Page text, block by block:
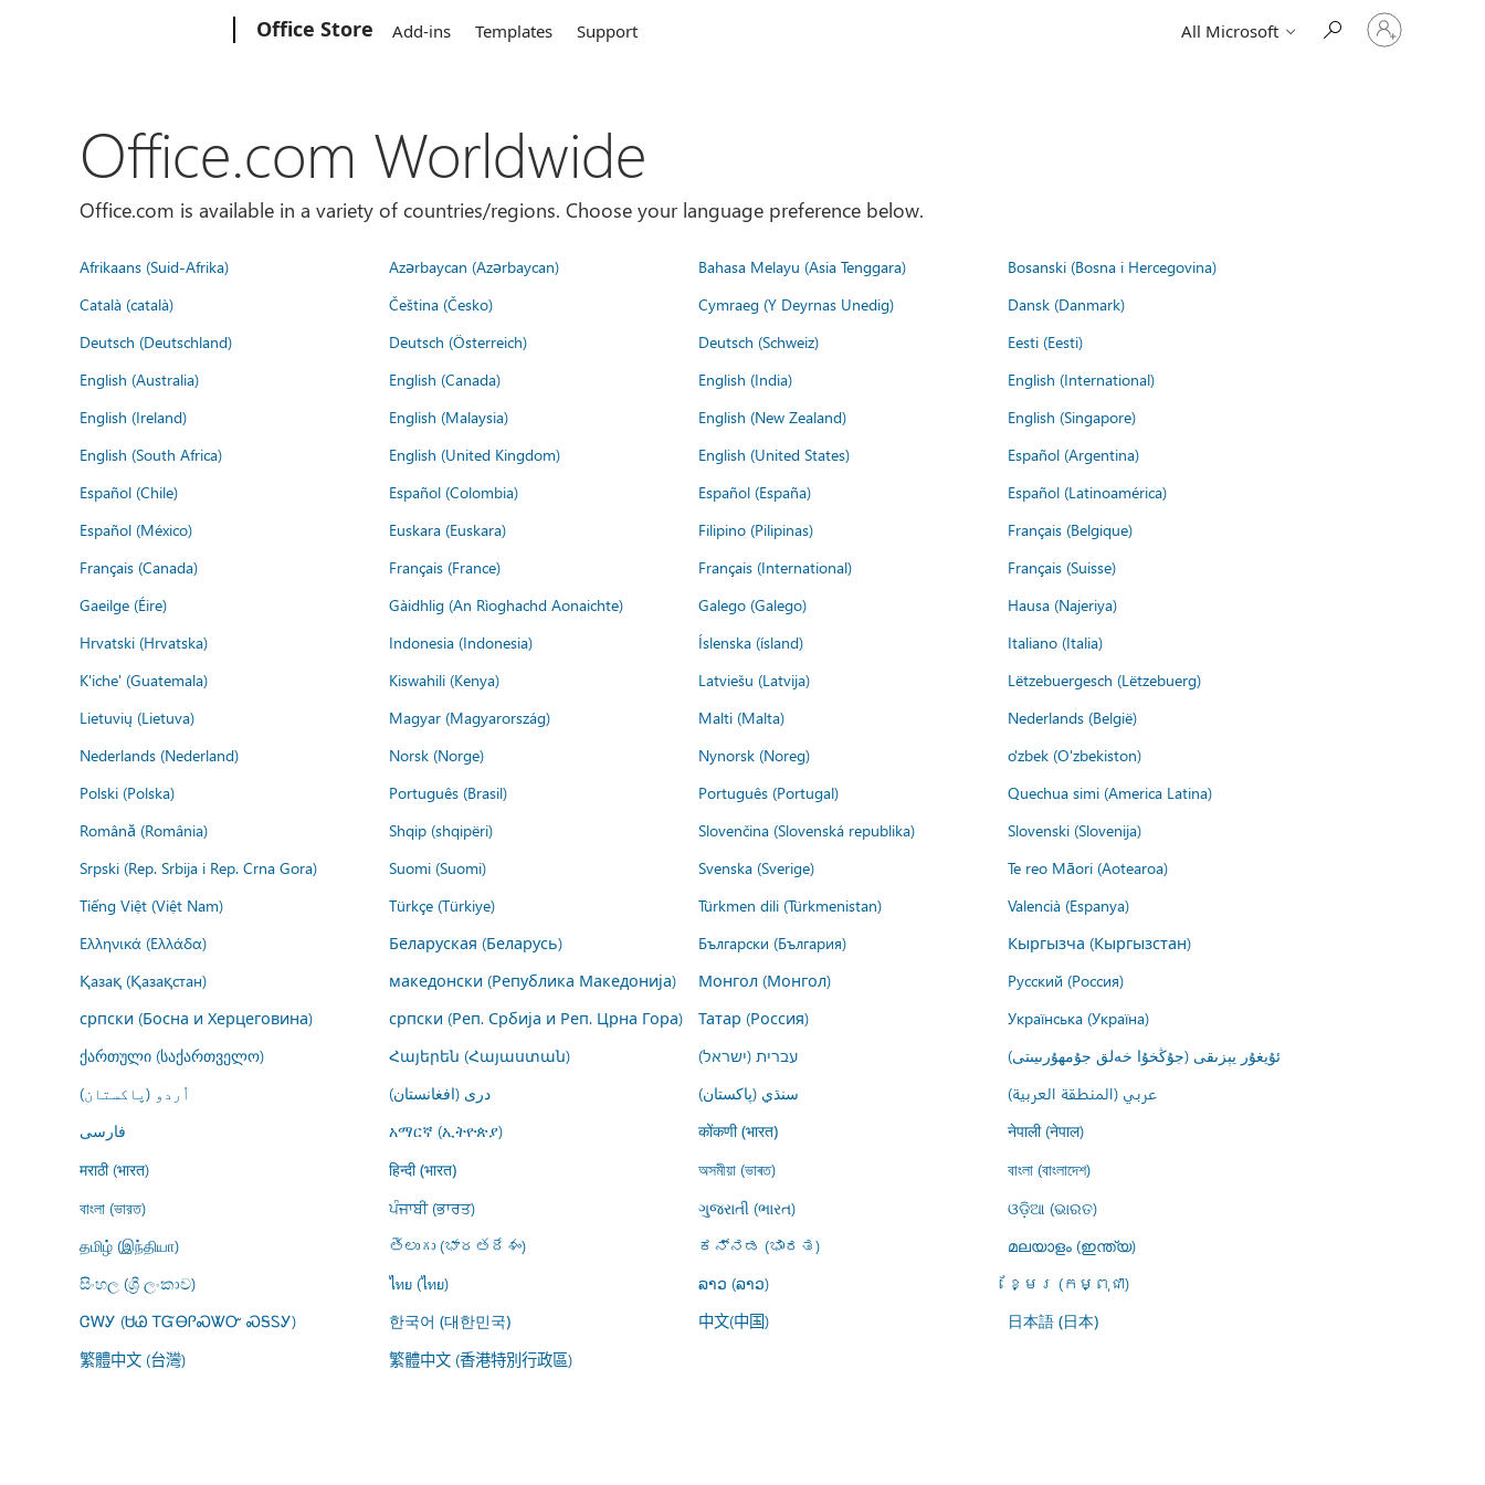
Office Store Add-ins Templates Support All Microsoft
Sign
in
Office.com Worldwide
Office.com is available in a variety of countries/regions. Choose your language preference below.
Afrikaans (Suid-Afrika) Azərbaycan (Azərbaycan) Bahasa Melayu (Asia Tenggara)
Bosanski (Bosna i Hercegovina)
Català (català)
Čeština (Česko) Cymraeg (Y Deyrnas Unedig)
Dansk (Danmark)
Deutsch (Deutschland)
Deutsch (Österreich) Deutsch (Schweiz)
Eesti (Eesti)
English (Australia)
English (Canada) English (India)
English (International)
English (Ireland)
English (Malaysia) English (New Zealand)
English (Singapore)
English (South Africa)
English (United Kingdom) English (United States)
Español (Argentina)
Español (Chile)
Español (Colombia) Español (España)
Español (Latinoamérica)
Español (México)
Euskara (Euskara) Filipino (Pilipinas)
Français (Belgique)
Français (Canada)
Français (France) Français (International)
Français (Suisse)
Gaeilge (Éire)
Gàidhlig (An Rìoghachd Aonaichte) Galego (Galego)
Hausa (Najeriya)
Hrvatski (Hrvatska)
Indonesia (Indonesia) Íslenska (ísland)
Italiano (Italia)
K'iche' (Guatemala)
Kiswahili (Kenya) Latviešu (Latvija)
Lëtzebuergesch (Lëtzebuerg)
Lietuvių (Lietuva)
Magyar (Magyarország) Malti (Malta)
Nederlands (België)
Nederlands (Nederland)
Norsk (Norge) Nynorsk (Noreg)
o'zbek (O'zbekiston)
Polski (Polska)
Português (Brasil) Português (Portugal)
Quechua simi (America Latina)
Română (România)
Shqip (shqipëri) Slovenčina (Slovenská republika)
Slovenski (Slovenija)
Srpski (Rep. Srbija i Rep. Crna Gora)
Suomi (Suomi) Svenska (Sverige)
Te reo Māori (Aotearoa)
Tiếng Việt (Việt Nam)
Türkçe (Türkiye) Türkmen dili (Türkmenistan)
Valencià (Espanya)
Ελληνικά (Ελλάδα)
Беларуская (Беларусь) Български (България)
Кыргызча (Кыргызстан)
Қазақ (Қазақстан)
македонски (Република Македонија) Монгол (Монгол)
Русский (Россия)
српски (Босна и Херцеговина)
српски (Реп. Србија и Реп. Црна Гора) Татар (Россия)
Українська (Україна)
ქართული (საქართველო)
Հայերեն (Հայաստան) עברית (ישראל)
ئۇيغۇر يېزىقى (جۇڭخۇا خەلق جۇمھۇرىيىتى)
اُردو (پاکستان)
درى (افغانستان) سنڌي (پاکستان)
عربي (المنطقة العربية)
فارسى
አማርኛ (ኢትዮጵያ) कोंकणी (भारत)
नेपाली (नेपाल)
मराठी (भारत)
हिन्दी (भारत) অসমীয়া (ভাৰত)
বাংলা (বাংলাদেশ)
বাংলা (ভারত)
ਪੰਜਾਬੀ (ਭਾਰਤ) ગુજરાતી (ભારત)
ଓଡ଼ିଆ (ଭାରତ)
தமிழ் (இந்தியா)
తెలుగు (భారతదేశం) ಕನ್ನಡ (ಭಾರತ)
മലയാളം (ഇന്ത്യ)
සිංහල (ශ්‍රී ලංකාව)
ไทย (ไทย) ລາວ (ລາວ)
ខ្មែរ (កម្ពុជា)
ᏣᎳᎩ (ᏌᏊ ᎢᏳᎾᎵᏍᏔᏅ ᏍᎦᏚᎩ)
한국어 (대한민국) 中文(中国) 日本語 (日本)
繁體中文 (台灣) 繁體中文 (香港特別行政區)